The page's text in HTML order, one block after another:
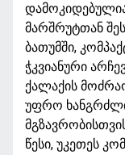
მარშრუტთან
ბათუმში,
ჭკვიანური
ქალაქის
უფრო
წესი, უკეთეს